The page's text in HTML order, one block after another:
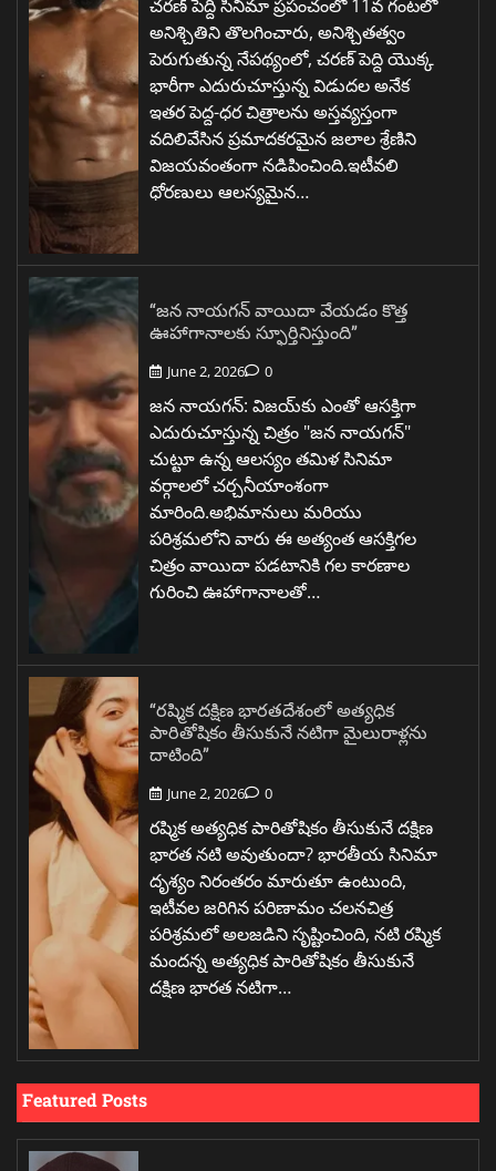
చరణ్ పెద్ది సినిమా ప్రపంచంలో 11వ గంటలో
అనిశ్చితిని తొలగించారు, అనిశ్చితత్వం
పెరుగుతున్న నేపథ్యంలో, చరణ్ పెద్ది యొక్క
భారీగా ఎదురుచూస్తున్న విడుదల అనేక
ఇతర పెద్ద-ధర చిత్రాలను అస్తవ్యస్తంగా
వదిలివేసిన ప్రమాదకరమైన జలాల శ్రేణిని
విజయవంతంగా నడిపించింది.ఇటీవలి
ధోరణులు ఆలస్యమైన…
“జన నాయగన్ వాయిదా వేయడం కొత్త
ఊహాగానాలకు స్ఫూర్తినిస్తుంది”
June 2, 2026 0
జన నాయగన్: విజయ్‌కు ఎంతో ఆసక్తిగా
ఎదురుచూస్తున్న చిత్రం "జన నాయగన్"
చుట్టూ ఉన్న ఆలస్యం తమిళ సినిమా
వర్గాలలో చర్చనీయాంశంగా
మారింది.అభిమానులు మరియు
పరిశ్రమలోని వారు ఈ అత్యంత ఆసక్తిగల
చిత్రం వాయిదా పడటానికి గల కారణాల
గురించి ఊహాగానాలతో…
“రష్మిక దక్షిణ భారతదేశంలో అత్యధిక
పారితోషికం తీసుకునే నటిగా మైలురాళ్లను
దాటింది”
June 2, 2026 0
రష్మిక అత్యధిక పారితోషికం తీసుకునే దక్షిణ
భారత నటి అవుతుందా? భారతీయ సినిమా
దృశ్యం నిరంతరం మారుతూ ఉంటుంది,
ఇటీవల జరిగిన పరిణామం చలనచిత్ర
పరిశ్రమలో అలజడిని సృష్టించింది, నటి రష్మిక
మందన్న అత్యధిక పారితోషికం తీసుకునే
దక్షిణ భారత నటిగా…
Featured Posts